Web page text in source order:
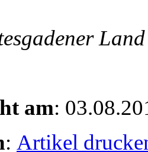
am:
: Artikel